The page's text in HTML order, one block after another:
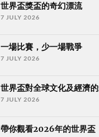
世界盃獎盃的奇幻漂流
7 JULY 2026
一場比賽，少一場戰爭
7 JULY 2026
世界盃對全球文化及經濟
7 JULY 2026
帶你觀看2026年的世界盃